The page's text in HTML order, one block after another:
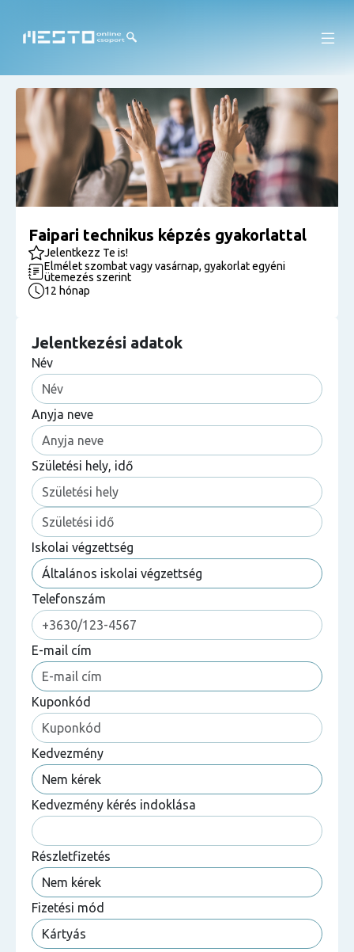
Faipari technikus képzés gyakorlattal
Jelentkezz Te is!
Elmélet szombat vagy vasárnap, gyakorlat egyéni
ütemezés szerint
12 hónap
Jelentkezési adatok
Név
Anyja neve
Születési hely, idő
Iskolai végzettség
Telefonszám
E-mail cím
Kuponkód
Kedvezmény
Kedvezmény kérés indoklása
Részletfizetés
Fizetési mód